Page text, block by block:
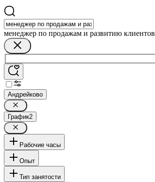
менеджер по продажам и развитию клиентов
Андрейково
График2
Рабочие часы
Опыт
Тип занятости